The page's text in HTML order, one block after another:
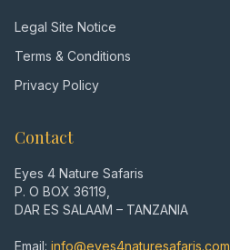
Legal Site Notice
Terms & Conditions
Privacy Policy
Contact
Eyes 4 Nature Safaris
P. O BOX 36119,
DAR ES SALAAM – TANZANIA
Email: info@eyes4naturesafaris.com